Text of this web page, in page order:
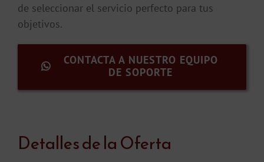
de seleccionar el servicio perfecto para tus
objetivos.
CONTACTA A NUESTRO EQUIPO
DE SOPORTE
Detalles de la Oferta